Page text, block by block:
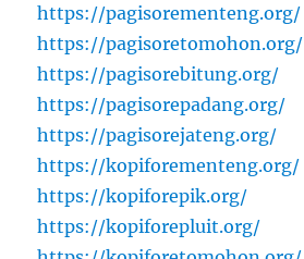
https://pagisorementeng.org/
https://pagisoretomohon.org/
https://pagisorebitung.org/
https://pagisorepadang.org/
https://pagisorejateng.org/
https://kopiforementeng.org/
https://kopiforepik.org/
https://kopiforepluit.org/